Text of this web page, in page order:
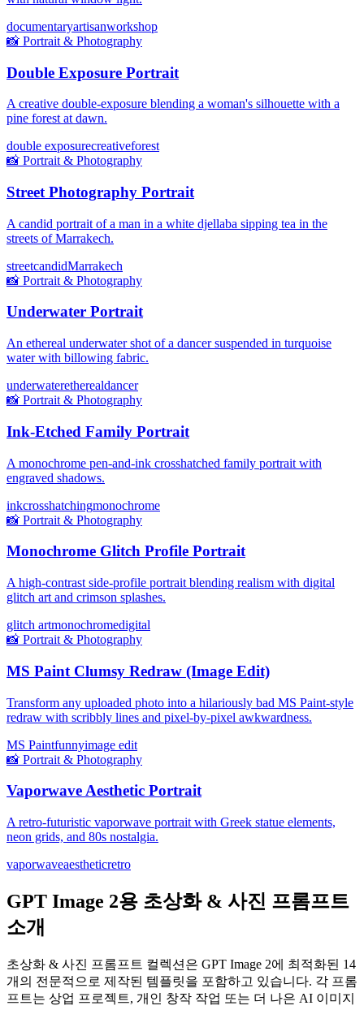
documentaryartisanworkshop
📸 Portrait & Photography
Double Exposure Portrait
A creative double-exposure blending a woman's silhouette with a
pine forest at dawn.
double exposurecreativeforest
📸 Portrait & Photography
Street Photography Portrait
A candid portrait of a man in a white djellaba sipping tea in the
streets of Marrakech.
streetcandidMarrakech
📸 Portrait & Photography
Underwater Portrait
An ethereal underwater shot of a dancer suspended in turquoise
water with billowing fabric.
underwateretherealdancer
📸 Portrait & Photography
Ink-Etched Family Portrait
A monochrome pen-and-ink crosshatched family portrait with
engraved shadows.
inkcrosshatchingmonochrome
📸 Portrait & Photography
Monochrome Glitch Profile Portrait
A high-contrast side-profile portrait blending realism with digital
glitch art and crimson splashes.
glitch artmonochromedigital
📸 Portrait & Photography
MS Paint Clumsy Redraw (Image Edit)
Transform any uploaded photo into a hilariously bad MS Paint-style
redraw with scribbly lines and pixel-by-pixel awkwardness.
MS Paintfunnyimage edit
📸 Portrait & Photography
Vaporwave Aesthetic Portrait
A retro-futuristic vaporwave portrait with Greek statue elements,
neon grids, and 80s nostalgia.
vaporwaveaestheticretro
GPT Image 2용 초상화 & 사진 프롬프트
소개
초상화 & 사진 프롬프트 컬렉션은 GPT Image 2에 최적화된 14
개의 전문적으로 제작된 템플릿을 포함하고 있습니다. 각 프롬
프트는 상업 프로젝트, 개인 창작 작업 또는 더 나은 AI 이미지